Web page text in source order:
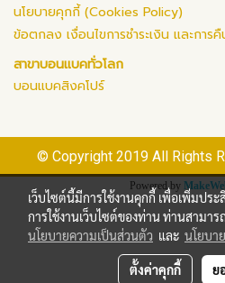
นโยบายคุกกี้ (Cookies Policy)
ข้อตกลง เงื่อนไขการชำระเงิน และการ
สาขาบอนแบคทั่วโลก
บอนแบคสิงคโปร์
© Copyright 2019 All Rights
Powered by
เว็บไซต์นี้มีการใช้งานคุกกี้ เพื่อเพิ่มป
การใช้งานเว็บไซต์ของท่าน ท่านสามา
นโยบายความเป็นส่วนตัว และ นโยบา
ตั้งค่าคุกกี้ ย